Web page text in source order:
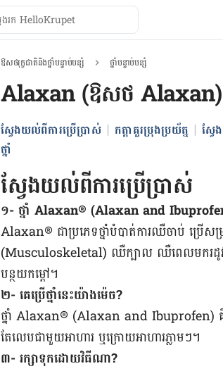
ឱសថរុក្ខជាតិនិងថ្នាំបន្ទាប់បន្សំ ថ្នាំបន្ទាប់បន្សំ
Alaxan (ឱសថ Alaxan)
ស្វែងយល់ពីការប្រើប្រាស់ កត្តាគួរប្រុងប្រយ័ត្ន ស្វ
ថ្នាំ
ស្វែងយល់ពីការប្រើប្រាស់
១- ថ្នាំ Alaxan® (Alaxan and
Alaxan® ជា​ប្រភេទ​ថ្នាំ​បំបាត់​ការឈឺចាប់ ប្រើ​ស
(Musculoskeletal) ឈឺ​ក្បាល ឈឺ​ពេល​មក​រដូវ
បន្ថយ​កម្តៅ។
២- គេប្រើថ្នាំនេះ​យ៉ាង​ម៉េច?
ថ្នាំ Alaxan® (Alaxan and Ibuprofen) គឺ
តែ​លេប​ជាមួយ​អាហារ ឬ​ក្រោយ​អាហារ​ភ្លាម​ៗ។
៣- រក្សា​ទុកដោយ​វិធី​ណា?